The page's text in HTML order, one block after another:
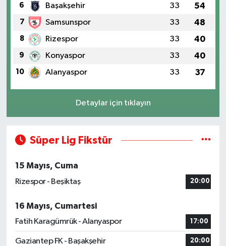
6 Başakşehir 33 54
7 Samsunspor 33 48
8 Rizespor 33 40
9 Konyaspor 33 40
10 Alanyaspor 33 37
Detaylar için tıklayın
Süper Lig Fikstür
15 Mayıs, Cuma
Rizespor - Beşiktaş
20:00
16 Mayıs, Cumartesi
Fatih Karagümrük - Alanyaspor
17:00
Gaziantep FK - Başakşehir 20:00